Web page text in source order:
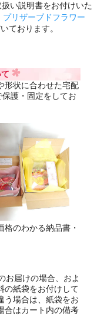
い説明書をお付けいた
プリザーブドフラワー
ております。
形状に合わせた宅配
護・固定をしてお
のわかる納品書・
届けの場合、およ
の紙袋をお付けして
う場合は、紙袋をお
合はカート内の備考